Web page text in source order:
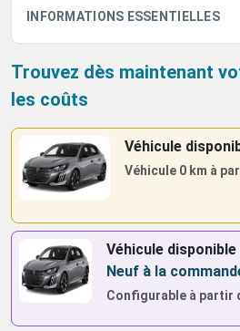
INFORMATIONS ESSENTIELLES
Trouvez dès maintenant
les coûts
Véhicule
Véhicule 0 km à
Véhicule
Neuf à la
Configurable à partir